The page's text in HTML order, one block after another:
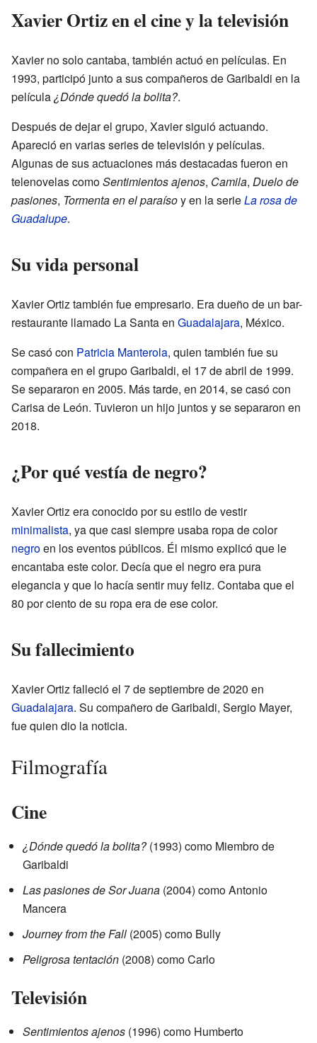
Xavier Ortiz en el cine y la televisión
Xavier no solo cantaba, también actuó en películas. En
1993, participó junto a sus compañeros de Garibaldi en la
película¿Dónde quedó la bolita?.
Después de dejar el grupo, Xavier siguió actuando.
Apareció en varias series de televisión y películas.
Algunas de sus actuaciones más destacadas fueron en
telenovelas comoSentimientos ajenos, Camila, Duelo de
pasiones, Tormenta en el paraísoy en la serieLa rosa de
Guadalupe.
Su vida personal
Xavier Ortiz también fue empresario. Era dueño de un bar-
restaurante llamado La Santa en Guadalajara, México.
Se casó con Patricia Manterola, quien también fue su
compañera en el grupo Garibaldi, el 17 de abril de 1999.
Se separaron en 2005. Más tarde, en 2014, se casó con
Carisa de León. Tuvieron un hijo juntos y se separaron en
2018.
¿Por qué vestía de negro?
Xavier Ortiz era conocido por su estilo de vestir
minimalista, ya que casi siempre usaba ropa de color
negroen los eventos públicos. Él mismo explicó que le
encantaba este color. Decía que el negro era pura
elegancia y que lo hacía sentir muy feliz. Contaba que el
80 por ciento de su ropa era de ese color.
Su fallecimiento
Xavier Ortiz falleció el 7 de septiembre de 2020 en
Guadalajara. Su compañero de Garibaldi, Sergio Mayer,
fue quien dio la noticia.
Filmografía
Cine
¿Dónde quedó la bolita?(1993) como Miembro de
Garibaldi
Las pasiones de Sor Juana (2004) como Antonio
Mancera
Journey from the Fall (2005) como Bully
Peligrosa tentación (2008) como Carlo
Televisión
Sentimientos ajenos (1996) como Humberto